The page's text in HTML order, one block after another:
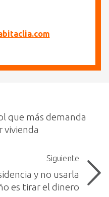
que más demanda
vivienda
Siguiente
y no usarla
es tirar el dinero